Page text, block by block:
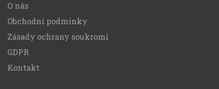
O nás
Obchodní podmínky
Zásady ochrany soukromí
GDPR
Kontakt